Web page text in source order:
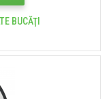
BUCĂŢI